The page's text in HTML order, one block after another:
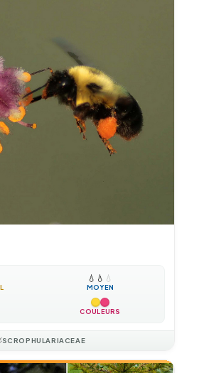
💧 💧 💧
MOYEN
COULEURS
SCROPHULARIACEAE